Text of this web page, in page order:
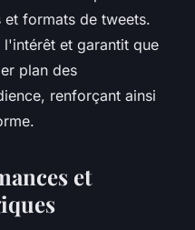
formats de tweets.
l'intérêt et garantit que
plan des
renforçant ainsi
et